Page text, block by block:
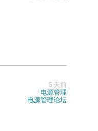
5 天前
电源管理
电源管理论坛